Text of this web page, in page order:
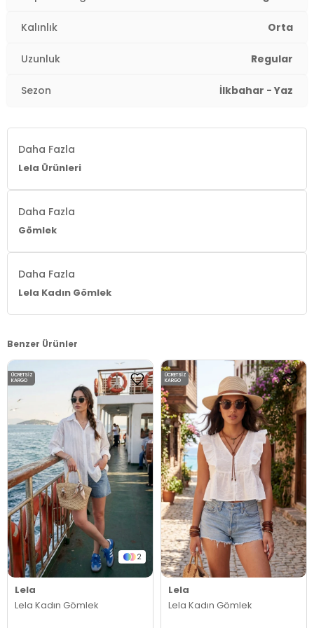
Kalınlık Orta
Uzunluk Regular
Sezon İlkbahar - Yaz
Daha Fazla
Lela Ürünleri
Daha Fazla
Gömlek
Daha Fazla
Lela Kadın Gömlek
Benzer Ürünler
2
Lela
Lela Kadın Gömlek
ÜCRETSIZ
KARGO
Lela
Lela Kadın Gömlek
ÜCRETSIZ
KARGO